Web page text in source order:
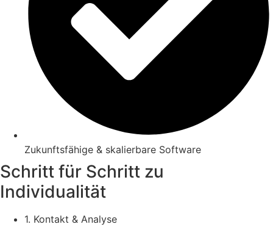
Zukunftsfähige & skalierbare Software
Schritt für Schritt zu
Individualität
1. Kontakt & Analyse